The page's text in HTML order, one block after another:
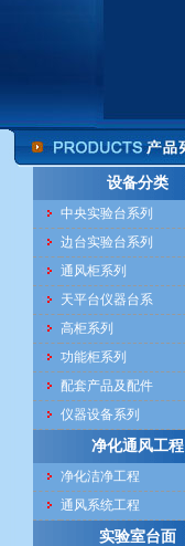
设备分类
中央实验台系列
边台实验台系列
通风柜系列
天平台仪器台系
高柜系列
功能柜系列
配套产品及配件
仪器设备系列
净化通风工程
净化洁净工程
通风系统工程
实验室台面